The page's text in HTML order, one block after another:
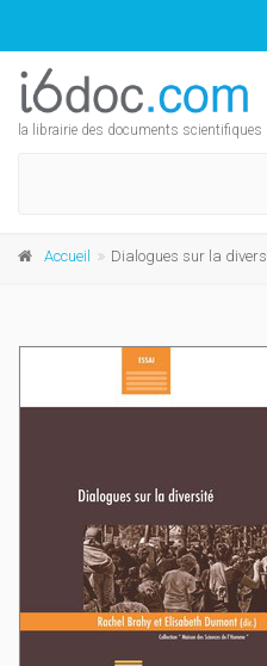
la librairie des documents scientifiques
Accueil Dialogues sur la diversité